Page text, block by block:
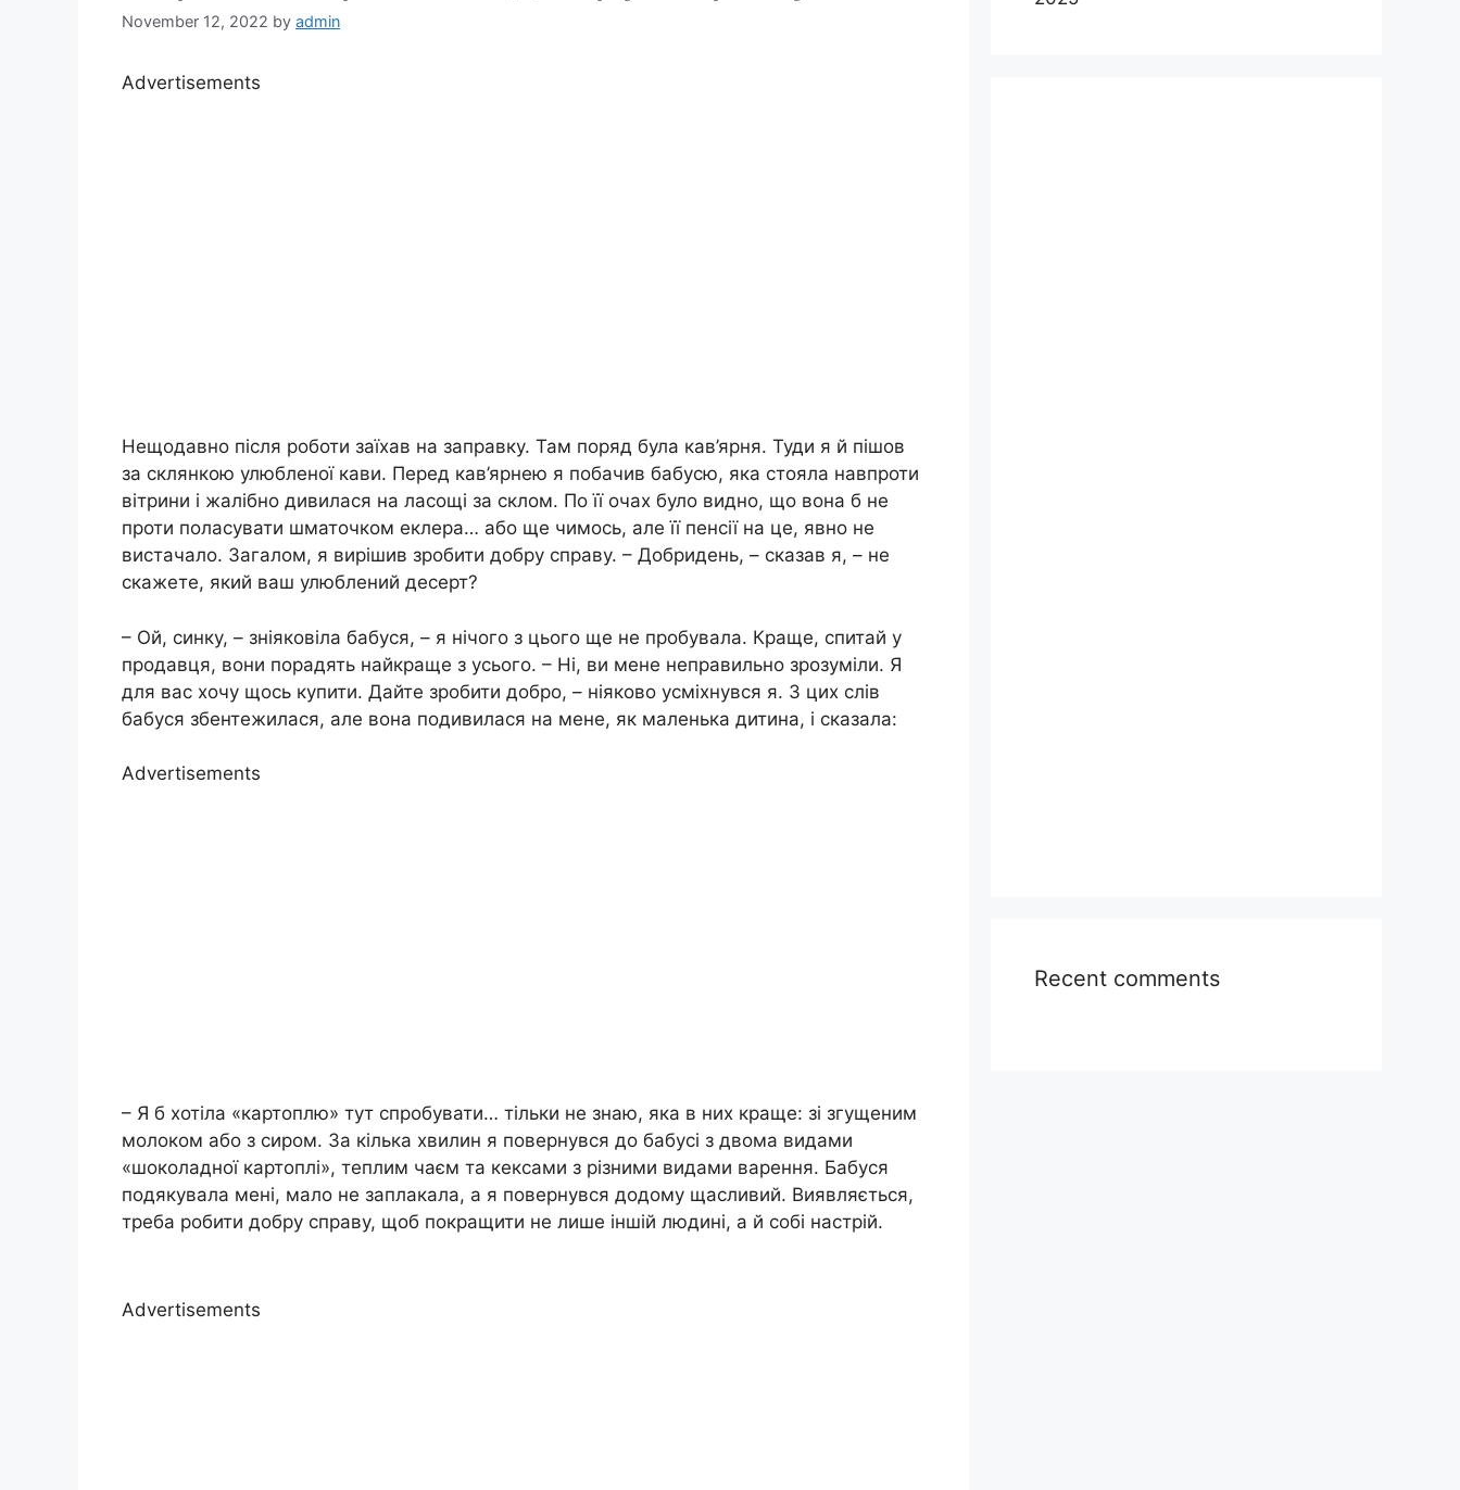
November 12, 2022 by admin
Advertisements
Нещодавно після роботи заїхав на заправку. Там поряд була кав’ярня. Туди я й пішов
за склянкою улюбленої кави. Перед кав’ярнею я побачив бабусю, яка стояла навпроти
вітрини і жалібно дивилася на ласощі за склом. По її очах було видно, що вона б не
проти поласувати шматочком еклера… або ще чимось, але її пенсії на це, явно не
вистачало. Загалом, я вирішив зробити добру справу. – Добридень, – сказав я, – не
скажете, який ваш улюблений десерт?
– Ой, синку, – зніяковіла бабуся, – я нічого з цього ще не пробувала. Краще, спитай у
продавця, вони порадять найкраще з усього. – Ні, ви мене неправильно зрозуміли. Я
для вас хочу щось купити. Дайте зробити добро, – ніяково усміхнувся я. З цих слів
бабуся збентежилася, але вона подивилася на мене, як маленька дитина, і сказала:
Advertisements
– Я б хотіла «картоплю» тут спробувати… тільки не знаю, яка в них краще: зі згущеним
молоком або з сиром. За кілька хвилин я повернувся до бабусі з двома видами
«шоколадної картоплі», теплим чаєм та кексами з різними видами варення. Бабуся
подякувала мені, мало не заплакала, а я повернувся додому щасливий. Виявляється,
треба робити добру справу, щоб покращити не лише іншій людині, а й собі настрій.
Advertisements
Recent comments